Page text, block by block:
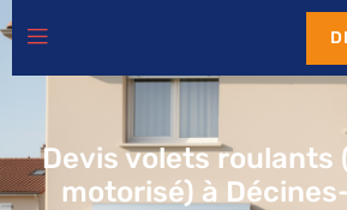
Devis volets roulants
motorisé) à